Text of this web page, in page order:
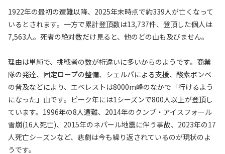
1922年の最初の遭難以降、2025年末時点で約339人が亡くなって
いるとされます。一方で累計登頂数は13,737件、登頂した個人は
7,563人。死者の絶対数だけ見ると、他のどの山も及びません。
理由は単純で、挑戦者の数が桁違いに多いからのようです。商業
隊の発達、固定ロープの整備、シェルパによる支援、酸素ボンベ
の普及などにより、エベレストは8000m峰のなかで「行けるよう
になった」山です。ピーク年には1シーズンで800人以上が登頂し
ています。1996年の8人遭難、2014年のクンブ・アイスフォール
雪崩(16人死亡)、2015年のネパール地震に伴う事故、2023年の17
人死亡シーズンなど、悲劇は今も繰り返されているのが現状のよ
うです。